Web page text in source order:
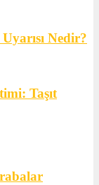
Nedir?
Taşıt